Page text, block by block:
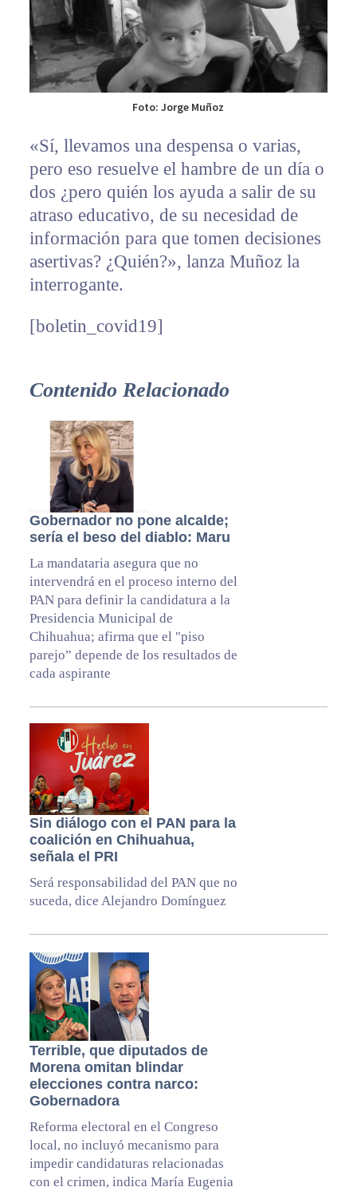
Foto: Jorge Muñoz
«Sí, llevamos una despensa o varias,
pero eso resuelve el hambre de un día o
dos ¿pero quién los ayuda a salir de su
atraso educativo, de su necesidad de
información para que tomen decisiones
asertivas? ¿Quién?», lanza Muñoz la
interrogante.
[boletin_covid19]
Contenido Relacionado
Gobernador no pone alcalde;
sería el beso del diablo: Maru
La mandataria asegura que no
intervendrá en el proceso interno del
PAN para definir la candidatura a la
Presidencia Municipal de
Chihuahua; afirma que el "piso
parejo” depende de los resultados de
cada aspirante
Sin diálogo con el PAN para la
coalición en Chihuahua,
señala el PRI
Será responsabilidad del PAN que no
suceda, dice Alejandro Domínguez
Terrible, que diputados de
Morena omitan blindar
elecciones contra narco:
Gobernadora
Reforma electoral en el Congreso
local, no incluyó mecanismo para
impedir candidaturas relacionadas
con el crimen, indica María Eugenia